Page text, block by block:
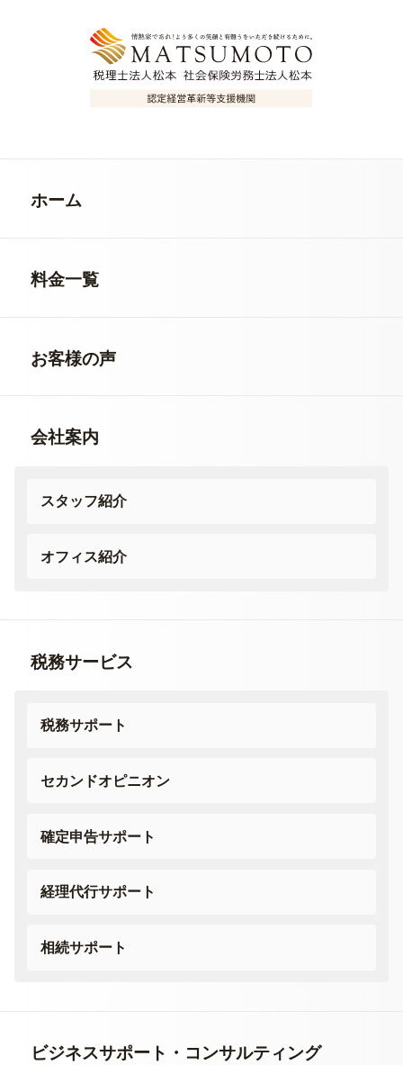
ホーム
料金一覧
お客様の声
会社案内
スタッフ紹介
オフィス紹介
税務サービス
税務サポート
セカンドオピニオン
確定申告サポート
経理代行サポート
相続サポート
ビジネスサポート・ コンサルティング